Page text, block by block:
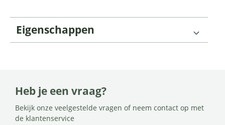
Eigenschappen
Heb je een vraag?
Bekijk onze veelgestelde vragen of neem contact op met
de klantenservice